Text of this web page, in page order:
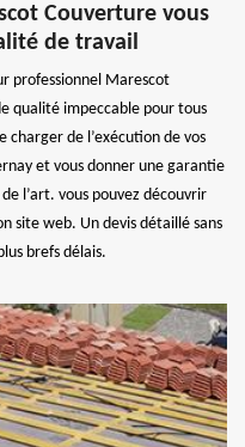
Couverture vous
de travail
professionnel Marescot
qualité impeccable pour tous
charger de l’exécution de vos
et vous donner une garantie
l’art. vous pouvez découvrir
site web. Un devis détaillé sans
brefs délais.